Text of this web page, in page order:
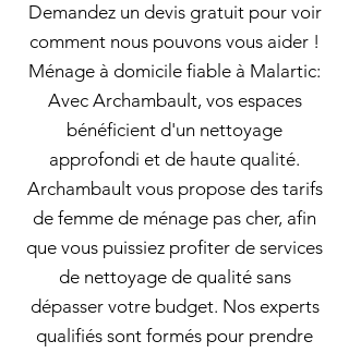
Demandez un devis gratuit pour voir
comment nous pouvons vous aider !
Ménage à domicile fiable à Malartic:
Avec Archambault, vos espaces
bénéficient d'un nettoyage
approfondi et de haute qualité.
Archambault vous propose des tarifs
de femme de ménage pas cher, afin
que vous puissiez profiter de services
de nettoyage de qualité sans
dépasser votre budget. Nos experts
qualifiés sont formés pour prendre